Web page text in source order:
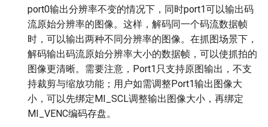
port0输出分辨率不变的情况下，同时port1可以输出码
流原始分辨率的图像。这样，解码同一个码流数据帧
时，可以输出两种不同分辨率的图像。在抓图场景下，
解码输出码流原始分辨率大小的数据帧，可以使抓拍的
图像更清晰。需要注意，Port1只支持原图输出，不支
持裁剪与缩放功能；用户如需调整Port1输出图像大
小，可以先绑定MI_SCL调整输出图像大小，再绑定
MI_VENC编码存盘。